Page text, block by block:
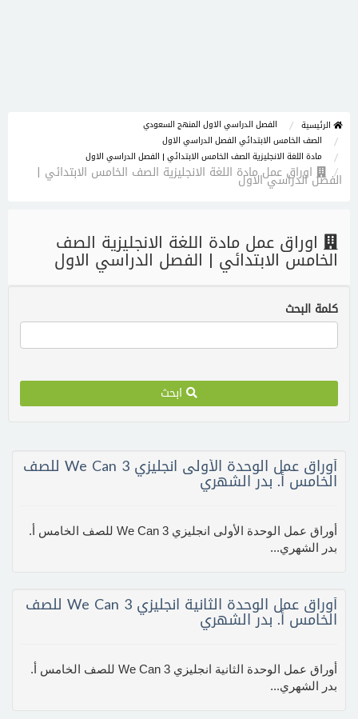
الرئيسية
الفصل الدراسي الاول المنهج السعودي
الصف الخامس الابتدائي الفصل الدراسي الاول
مادة اللغة الانجليزية الصف الخامس الابتدائي | الفصل الدراسي الاول
اوراق عمل مادة اللغة الانجليزية الصف الخامس الابتدائي |
الفصل الدراسي الاول
اوراق عمل مادة اللغة الانجليزية الصف
الخامس الابتدائي | الفصل الدراسي الاول
كلمة البحث
ابحث
أوراق عمل الوحدة الأولى انجليزي We Can 3 للصف
الخامس أ. بدر الشهري
أوراق عمل الوحدة الأولى انجليزي We Can 3 للصف الخامس أ.
بدر الشهري...
أوراق عمل الوحدة الثانية انجليزي We Can 3 للصف
الخامس أ. بدر الشهري
أوراق عمل الوحدة الثانية انجليزي We Can 3 للصف الخامس أ.
بدر الشهري...